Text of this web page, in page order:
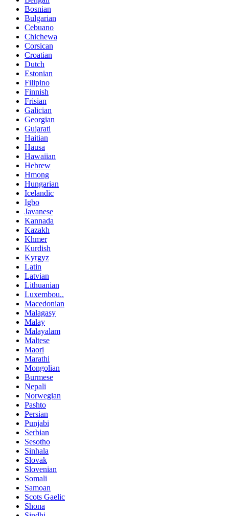
Bosnian
Bulgarian
Cebuano
Chichewa
Corsican
Croatian
Dutch
Estonian
Filipino
Finnish
Frisian
Galician
Georgian
Gujarati
Haitian
Hausa
Hawaiian
Hebrew
Hmong
Hungarian
Icelandic
Igbo
Javanese
Kannada
Kazakh
Khmer
Kurdish
Kyrgyz
Latin
Latvian
Lithuanian
Luxembou..
Macedonian
Malagasy
Malay
Malayalam
Maltese
Maori
Marathi
Mongolian
Burmese
Nepali
Norwegian
Pashto
Persian
Punjabi
Serbian
Sesotho
Sinhala
Slovak
Slovenian
Somali
Samoan
Scots Gaelic
Shona